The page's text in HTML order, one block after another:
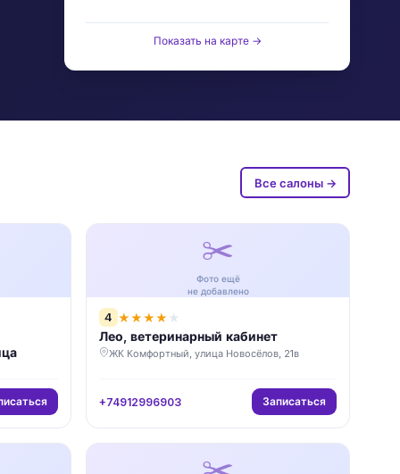
Показать на карте →
Все салоны →
✂️
Фото ещё
не добавлено
4 ★★★★ ★
Лео, ветеринарный кабинет
ЖК Комфортный, улица Новосёлов, 21в
+74912996903 Записаться